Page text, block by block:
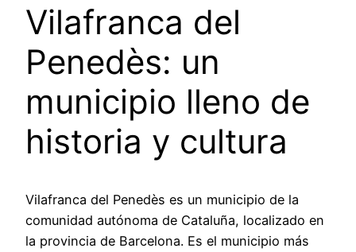
Vilafranca del
Penedès: un
municipio lleno de
historia y cultura
Vilafranca del Penedès es un municipio de la
comunidad autónoma de Cataluña, localizado en
la provincia de Barcelona. Es el municipio más